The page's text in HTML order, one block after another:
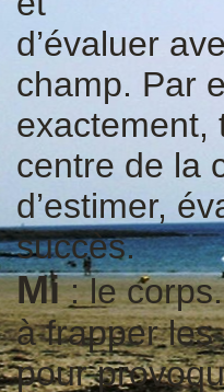
d’évaluer
champ. Par
exactement,
centre de la
d’estimer,
succès.
Mi: le
à frapper les
pour